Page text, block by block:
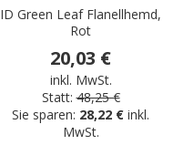
ID Green Leaf Flanellhemd,
Rot
20,03 €
inkl. MwSt.
Statt: 48,25 €
Sie sparen: 28,22 € inkl.
MwSt.